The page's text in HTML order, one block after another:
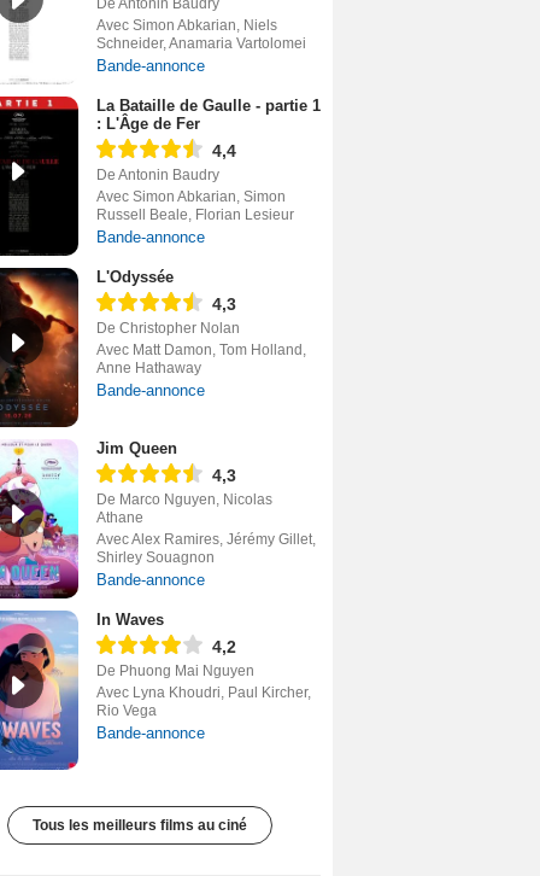
De Antonin Baudry
Avec Simon Abkarian, Niels
Schneider, Anamaria Vartolomei
Bande-annonce
La Bataille de Gaulle - partie 1
: L'Âge de Fer
4,4
De Antonin Baudry
Avec Simon Abkarian, Simon
Russell Beale, Florian Lesieur
Bande-annonce
L'Odyssée
4,3
De Christopher Nolan
Avec Matt Damon, Tom Holland,
Anne Hathaway
Bande-annonce
Jim Queen
4,3
De Marco Nguyen, Nicolas
Athane
Avec Alex Ramires, Jérémy Gillet,
Shirley Souagnon
Bande-annonce
In Waves
4,2
De Phuong Mai Nguyen
Avec Lyna Khoudri, Paul Kircher,
Rio Vega
Bande-annonce
Tous les meilleurs films au ciné